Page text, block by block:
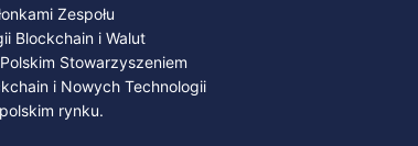
Zespołu
Blockchain i Walut
Stowarzyszeniem
i Nowych Technologii
rynku.